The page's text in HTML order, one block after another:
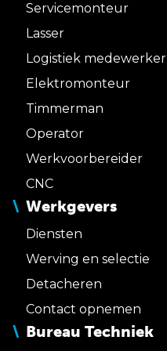
Servicemonteur
Lasser
Logistiek medewerker
Elektromonteur
Timmerman
Operator
Werkvoorbereider
CNC
Werkgevers
Diensten
Werving en selectie
Detacheren
Contact opnemen
Bureau Techniek